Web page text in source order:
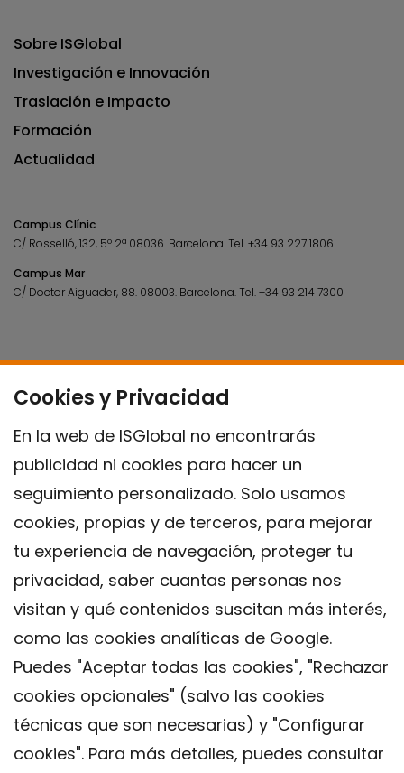
Cookies y Privacidad
En la web de ISGlobal no encontrarás
publicidad ni cookies para hacer un
seguimiento personalizado. Solo usamos
cookies, propias y de terceros, para mejorar
tu experiencia de navegación, proteger tu
privacidad, saber cuantas personas nos
visitan y qué contenidos suscitan más interés,
como las cookies analíticas de Google.
Puedes "Aceptar todas las cookies", "Rechazar
cookies opcionales" (salvo las cookies
técnicas que son necesarias) y "Configurar
cookies". Para más detalles, puedes consultar
Sobre ISGlobal
Investigación e Innovación
Traslación e Impacto
Formación
Actualidad
Campus Clínic
C/ Rosselló, 132, 5º 2ª 08036. Barcelona.Tel.+34 93 227 1806
Campus Mar
C/ Doctor Aiguader, 88. 08003. Barcelona.Tel.+34 93 214 7300
Contacto